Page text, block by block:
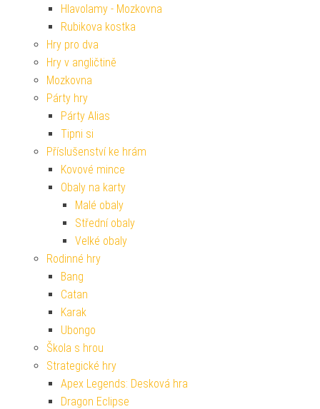
Hlavolamy - Mozkovna
Rubikova kostka
Hry pro dva
Hry v angličtině
Mozkovna
Párty hry
Párty Alias
Tipni si
Příslušenství ke hrám
Kovové mince
Obaly na karty
Malé obaly
Střední obaly
Velké obaly
Rodinné hry
Bang
Catan
Karak
Ubongo
Škola s hrou
Strategické hry
Apex Legends: Desková hra
Dragon Eclipse